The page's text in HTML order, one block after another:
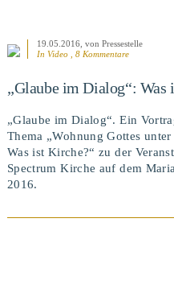
19.05.2016 , von Pressestelle
In Video , 8 Kommentare
„Glaube im Dialog“: Was
„Glaube im Dialog“. Ein
Thema „Wohnung Gottes
Was ist Kirche?“ zu der
Spectrum Kirche auf dem
2016.